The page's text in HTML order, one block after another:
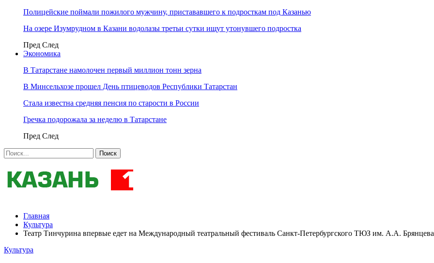
Полицейские поймали пожилого мужчину, пристававшего к подросткам под Казанью
На озере Изумрудном в Казани водолазы третьи сутки ищут утонувшего подростка
Пред След
Экономика
В Татарстане намолочен первый миллион тонн зерна
В Минсельхозе прошел День птицеводов Республики Татарстан
Стала известна средняя пенсия по старости в России
Гречка подорожала за неделю в Татарстане
Пред След
Главная
Культура
Театр Тинчурина впервые едет на Международный театральный фестиваль Санкт-Петербургского ТЮЗ им. А.А. Брянцева
Культура